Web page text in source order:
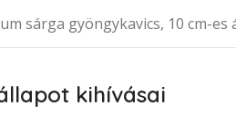
sárga gyöngykavics, 10 cm-
kihívásai